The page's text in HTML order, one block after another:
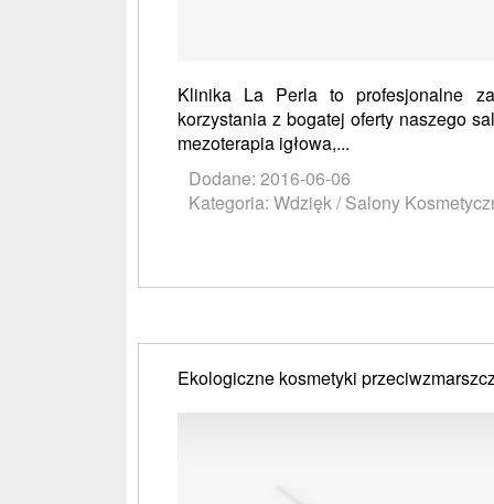
Klinika La Perla to profesjonalne
korzystania z bogatej oferty naszego
mezoterapia igłowa,...
Dodane: 2016-06-06
Kategoria: Wdzięk / Salony
Ekologiczne kosmetyki